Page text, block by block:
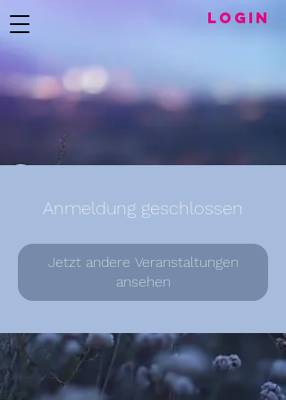
LogIN
Anmeldung geschlossen
Jetzt andere Veranstaltungen
ansehen